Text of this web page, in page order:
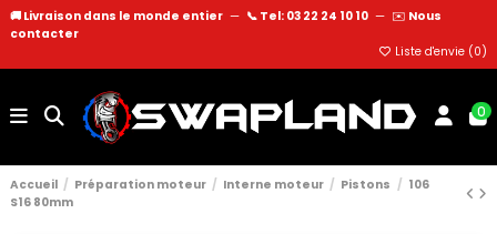
🚚 Livraison dans le monde entier — 📞 Tel: 03 22 24 10 10 — ✉️ Nous
contacter
Liste d'envie (0)
0
Accueil Préparation moteur Interne moteur Pistons
106
S16 80mm